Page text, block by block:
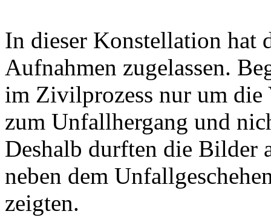
In dieser Konstellation hat
Aufnahmen zugelassen.
im Zivilprozess nur um die
zum Unfallhergang und
Deshalb durften die Bilder
neben dem
zeigten.